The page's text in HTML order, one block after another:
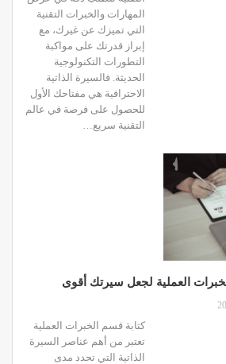
المهارات والخبرات التقنية
التي تميزك عن غيرك، مع
إبراز قدرتك على مواكبة
التطورات التكنولوجية
الحديثة. فالسيرة الذاتية
الاحترافية هي مفتاحك الأول
للحصول على فرصة في عالم
التقنية سريع…
العملية لجعل سيرتك أقوى
كتابة قسم الخبرات العملية
تعتبر من أهم عناصر السيرة
الذاتية التي تحدد مدى